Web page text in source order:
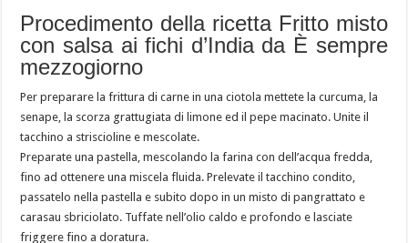
Procedimento della ricetta Fritto misto
con salsa ai fichi d’India da È sempre
mezzogiorno
Per preparare la frittura di carne in una ciotola mettete la curcuma, la
senape, la scorza grattugiata di limone ed il pepe macinato. Unite il
tacchino a striscioline e mescolate.
Preparate una pastella, mescolando la farina con dell’acqua fredda,
fino ad ottenere una miscela fluida. Prelevate il tacchino condito,
passatelo nella pastella e subito dopo in un misto di pangrattato e
carasau sbriciolato. Tuffate nell’olio caldo e profondo e lasciate
friggere fino a doratura.